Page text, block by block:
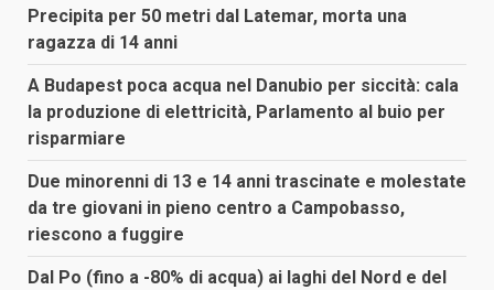
Precipita per 50 metri dal Latemar, morta una
ragazza di 14 anni
A Budapest poca acqua nel Danubio per siccità: cala
la produzione di elettricità, Parlamento al buio per
risparmiare
Due minorenni di 13 e 14 anni trascinate e molestate
da tre giovani in pieno centro a Campobasso,
riescono a fuggire
Dal Po (fino a -80% di acqua) ai laghi del Nord e del